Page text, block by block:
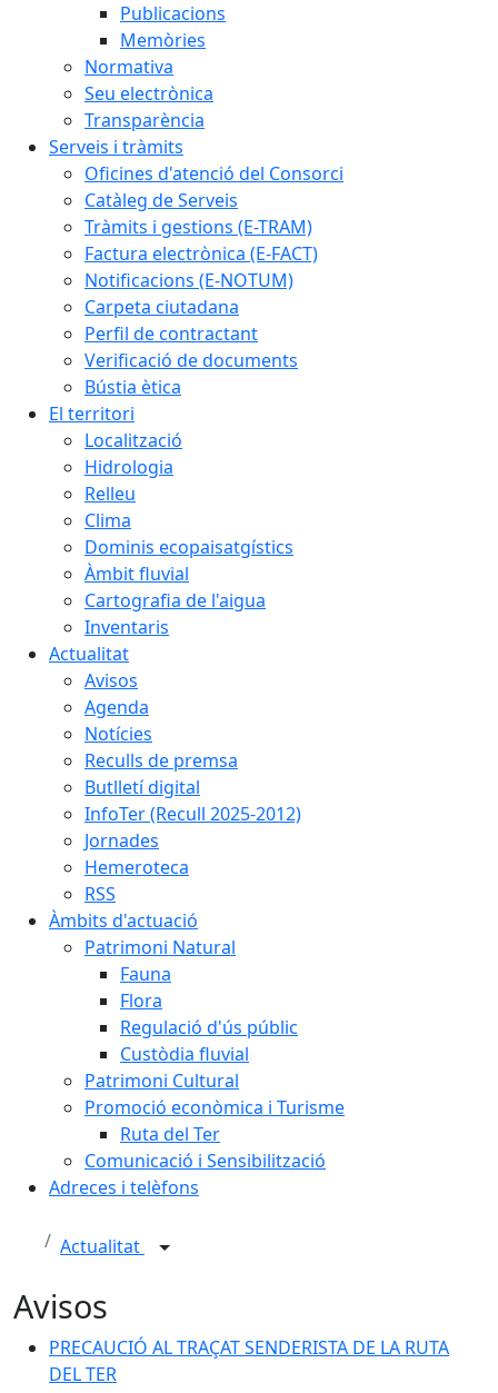
Publicacions
Memòries
Normativa
Seu electrònica
Transparència
Serveis i tràmits
Oficines d'atenció del Consorci
Catàleg de Serveis
Tràmits i gestions (E-TRAM)
Factura electrònica (E-FACT)
Notificacions (E-NOTUM)
Carpeta ciutadana
Perfil de contractant
Verificació de documents
Bústia ètica
El territori
Localització
Hidrologia
Relleu
Clima
Dominis ecopaisatgístics
Àmbit fluvial
Cartografia de l'aigua
Inventaris
Actualitat
Avisos
Agenda
Notícies
Reculls de premsa
Butlletí digital
InfoTer (Recull 2025-2012)
Jornades
Hemeroteca
RSS
Àmbits d'actuació
Patrimoni Natural
Fauna
Flora
Regulació d'ús públic
Custòdia fluvial
Patrimoni Cultural
Promoció econòmica i Turisme
Ruta del Ter
Comunicació i Sensibilització
Adreces i telèfons
Actualitat
Avisos
PRECAUCIÓ AL TRAÇAT SENDERISTA DE LA RUTA
DEL TER